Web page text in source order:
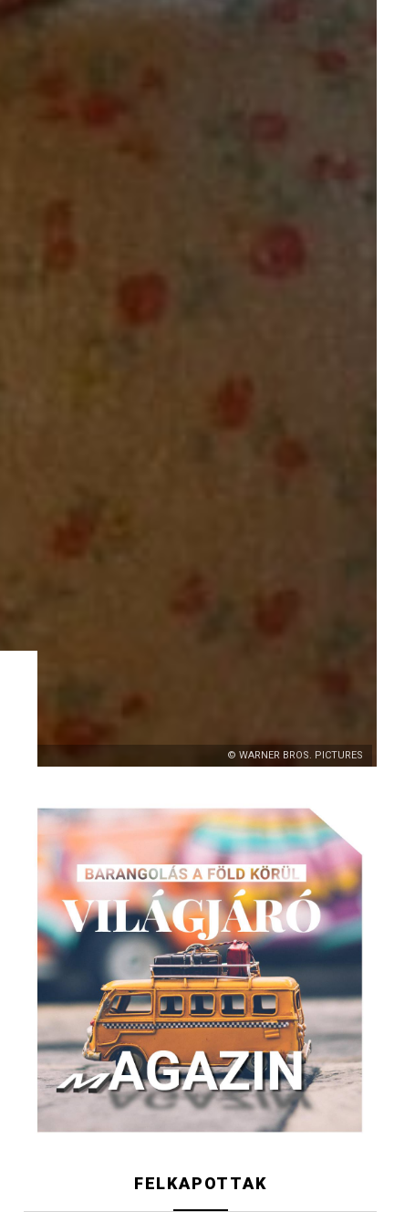
© WARNER BROS. PICTURES
FELKAPOTTAK